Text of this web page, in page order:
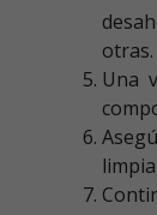
otras.
Una